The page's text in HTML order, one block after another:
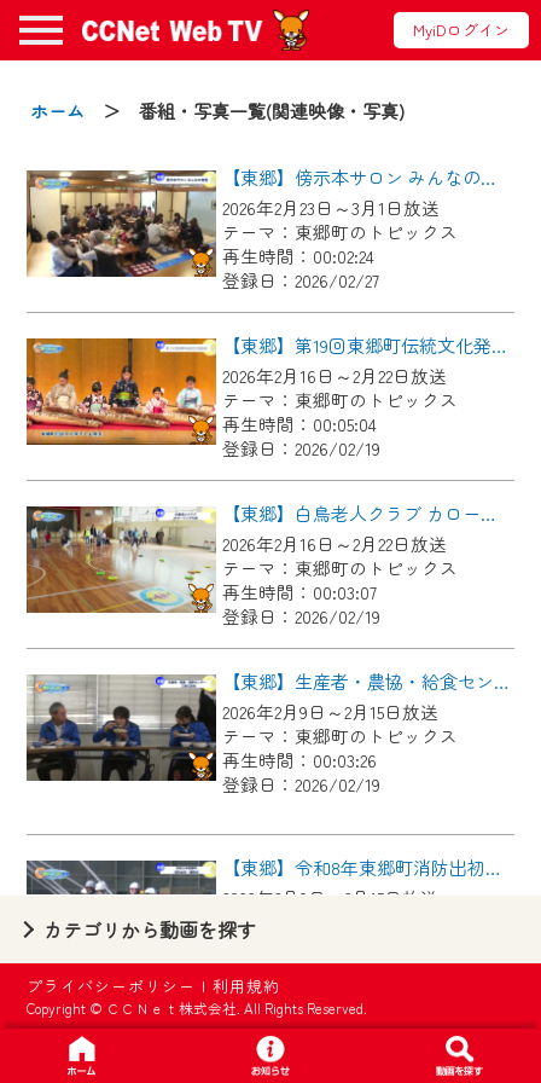
MyiDログイン
ホーム ＞ 番組・写真一覧(関連映像・写真)
【東郷】傍示本サロン みんなの食堂
2026年2月23日～3月1日放送
テーマ：東郷町のトピックス
再生時間：00:02:24
登録日：2026/02/27
【東郷】第19回東郷町伝統文化発表会
2026年2月16日～2月22日放送
テーマ：東郷町のトピックス
再生時間：00:05:04
登録日：2026/02/19
【東郷】白鳥老人クラブ カローリング大会
2026年2月16日～2月22日放送
テーマ：東郷町のトピックス
再生時間：00:03:07
登録日：2026/02/19
【東郷】生産者・農協・給食センター 三者交流会
2026年2月9日～2月15日放送
テーマ：東郷町のトピックス
再生時間：00:03:26
登録日：2026/02/19
【東郷】令和8年東郷町消防出初・観閲式
2026年2月9日～2月15日放送
テーマ：東郷町のトピックス
再生時間：00:02:55
登録日：2026/02/19
【東郷】富士浅間神社 天井画奉納式
2026年2月2日～2月8日放送
カテゴリから動画を探す
プライバシーポリシー |利用規約
Copyright © ＣＣＮｅｔ株式会社. All Rights Reserved.
お知らせ
2024/09/02
動画配信サービス『CCNet Web TV』は2024
年9月24日からリニューアルします！
【変更点】
◆デザイン変更により、お住まいの地域
の動画コンテンツが一目瞭然。
◆当社アプリやＰＣブラウザから、いつ
でも・どこでも・外出先でも！
CCNetサービスエリア20市町の地域情報
番組をご視聴いただけます！
【ご注意】
2024年9月24日からはご加入者様へのサー
ビス向上のため、
『CCNet Web TV』を利用いただくには、
一部コンテンツを除き、
CCNetサービスへの加入と『CCNetマイ
ページ※』へのログインが必要となりま
す。
いたします。
要となります。
※MyIDとは、CCNet Web TVを含むCCNetの
各種サービスをご利用頂くためのIDです。
IDはお客様が使っているメールアドレス
で設定できます。